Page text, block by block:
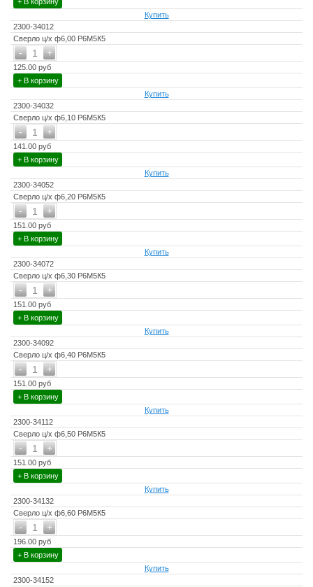
Купить
2300-34012
Сверло ц/х ф6,00 Р6М5К5
+
- 1
125.00 руб
+ В корзину
Купить
2300-34032
Сверло ц/х ф6,10 Р6М5К5
+
- 1
141.00 руб
+ В корзину
Купить
2300-34052
Сверло ц/х ф6,20 Р6М5К5
+
- 1
151.00 руб
+ В корзину
Купить
2300-34072
Сверло ц/х ф6,30 Р6М5К5
+
- 1
151.00 руб
+ В корзину
Купить
2300-34092
Сверло ц/х ф6,40 Р6М5К5
+
- 1
151.00 руб
+ В корзину
Купить
2300-34112
Сверло ц/х ф6,50 Р6М5К5
+
- 1
151.00 руб
+ В корзину
Купить
2300-34132
Сверло ц/х ф6,60 Р6М5К5
+
- 1
196.00 руб
+ В корзину
Купить
2300-34152